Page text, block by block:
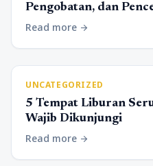
Pengobatan, dan
Read more arrow_forward
UNCATEGORIZED
5 Tempat Liburan
Wajib Dikunjungi
Read more arrow_forward